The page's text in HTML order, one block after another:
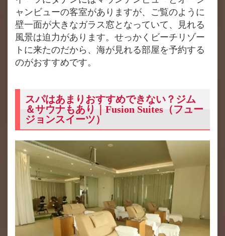
ャンビューの客室がありますが、ご覧のように
壁一面が大きなガラス窓となっていて、見れる
風景は迫力があります。せっかくビーチリゾー
トに来たのだから、海が見れる部屋を予約する
のがおすすめです。
スパはあまりおすすめできない？ジム
＆サウナもあり｜Fusion Suites（フュー
ジョンスイーツ）